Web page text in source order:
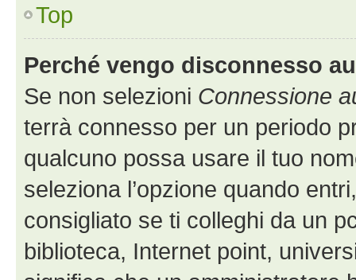
Top
Perché vengo disconnesso
Se non selezioni Connessione
terrà connesso per un periodo
qualcuno possa usare il tuo
seleziona l’opzione quando
consigliato se ti colleghi da un
biblioteca, Internet point,